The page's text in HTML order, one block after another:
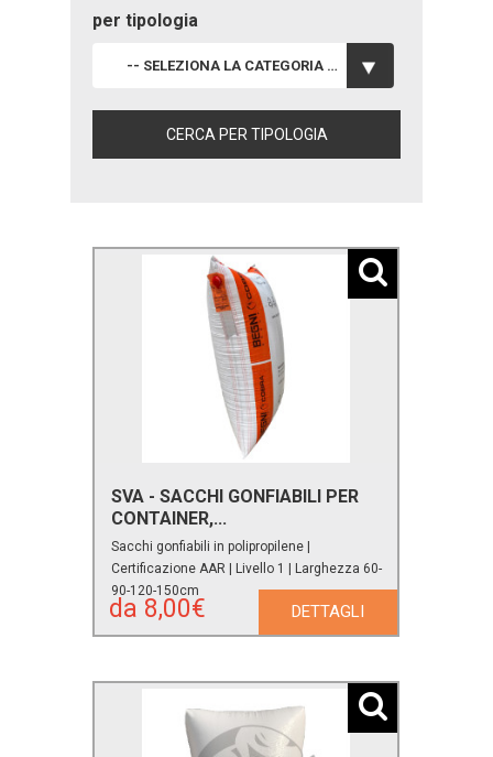
per tipologia
-- SELEZIONA LA CATEGORIA --
SVA - SACCHI GONFIABILI PER
CONTAINER,...
Sacchi gonfiabili in polipropilene |
Certificazione AAR | Livello 1 | Larghezza 60-
90-120-150cm
da 8,00€ DETTAGLI